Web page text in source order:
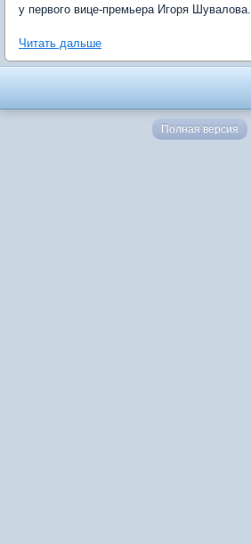
у первого вице-премьера Игоря Шувалова.
Читать дальше
Полная версия